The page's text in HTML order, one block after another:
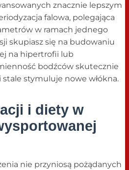
znacznie lepszym
falowa, polegająca
w ramach jednego
skupiasz się na budowaniu
na hipertrofii lub
bodźców skutecznie
stymuluje nowe włókna.
i diety w
nie przyniosą pożądanych